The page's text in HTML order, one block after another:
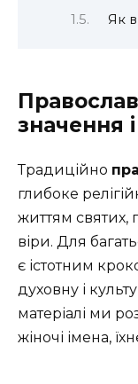
Як
значення
Традиційно
глибоке
життям святих,
віри. Для
є істотним
духовну і
матеріалі ми
жіночі імена,